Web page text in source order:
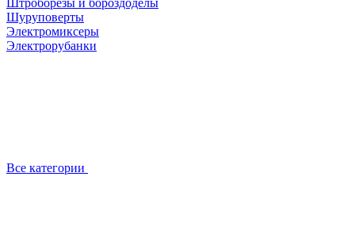
Штроборезы и бороздоделы
Шуруповерты
Электромиксеры
Электрорубанки
Все категории